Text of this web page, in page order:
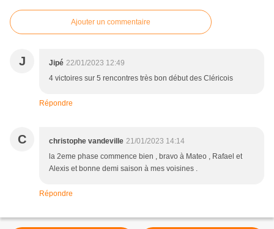
Ajouter un commentaire
J Jipé 22/01/2023 12:49
4 victoires sur 5 rencontres très bon début des Cléricois
Répondre
C christophe vandeville 21/01/2023 14:14
la 2eme phase commence bien , bravo à Mateo , Rafael et
Alexis et bonne demi saison à mes voisines .
Répondre